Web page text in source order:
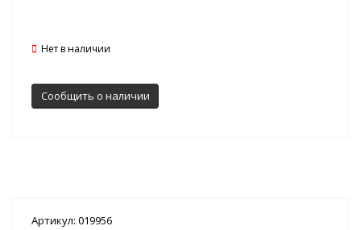
Нет в наличии
Сообщить о наличии
Артикул: 019956